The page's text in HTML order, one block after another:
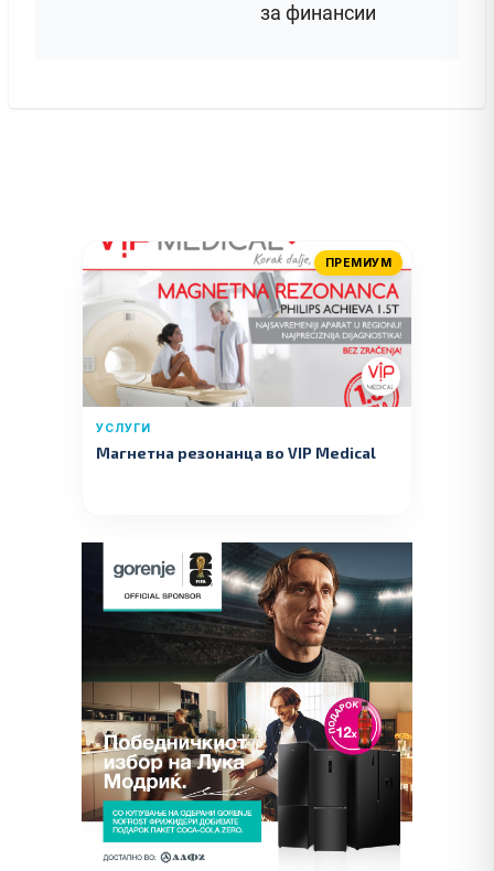
за финансии
ПРЕМИУМ
УСЛУГИ
Магнетна резонанца во VIP Medical